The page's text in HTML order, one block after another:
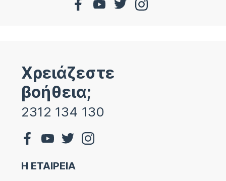
Χρειάζεστε
βοήθεια;
2312 134 130
Η ΕΤΑΙΡΕΙΑ